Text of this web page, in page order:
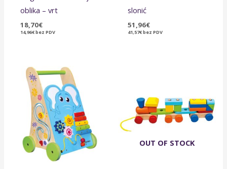
oblika – vrt
18,70€
14,96€bez PDV
slonić
51,96€
41,57€bez PDV
OUT OF STOCK